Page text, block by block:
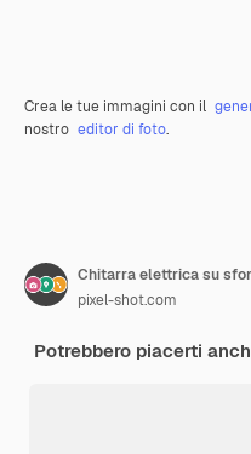
Crea le tue immagini con il
nostro editor di foto.
Chitarra elettrica su
pixel-shot.com
Potrebbero piacerti